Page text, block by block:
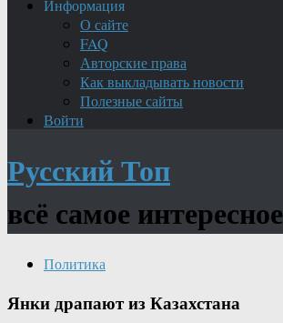
Информация
О сайте
FAQ
Авторские права
Как выкладывать новости
Полезные сайты
Войти
Русский Топ
всё самое интересное
Политика
Янки драпают из Казахстана